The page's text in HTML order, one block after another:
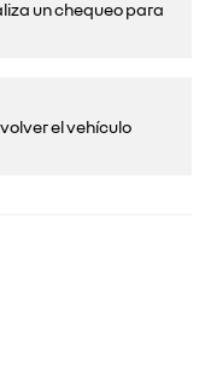
un chequeo para
el vehículo